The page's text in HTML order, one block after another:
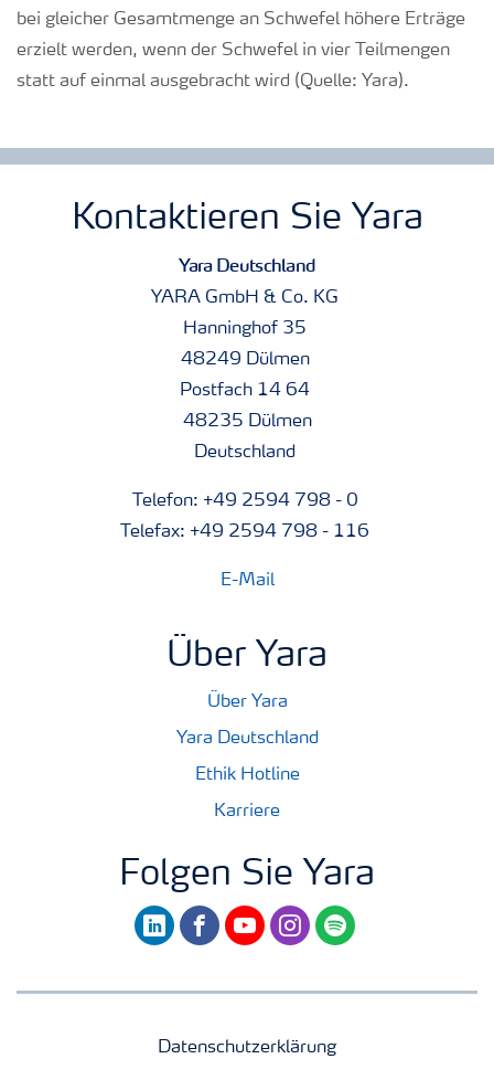
bei gleicher Gesamtmenge an Schwefel höhere Erträge
erzielt werden, wenn der Schwefel in vier Teilmengen
statt auf einmal ausgebracht wird (Quelle: Yara).
Kontaktieren Sie Yara
Yara Deutschland
YARA GmbH & Co. KG
Hanninghof 35
48249 Dülmen
Postfach 14 64
48235 Dülmen
Deutschland
Telefon: +49 2594 798 - 0
Telefax: +49 2594 798 - 116
E-Mail
Über Yara
Über Yara
Yara Deutschland
Ethik Hotline
Karriere
Folgen Sie Yara
linkedinfacebookyoutubeinstagram
spotify
Datenschutzerklärung